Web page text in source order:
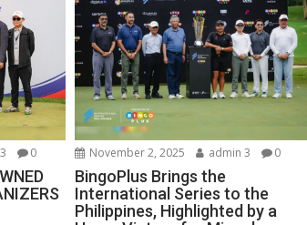
0 November 2, 2025 admin 3 0
BingoPlus Brings the
International Series to the
Philippines, Highlighted by a